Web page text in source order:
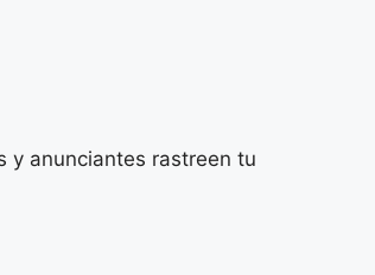
y anunciantes rastreen tu